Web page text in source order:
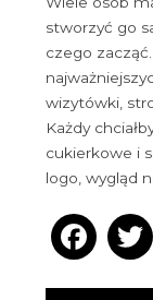
stworzyć go
czego
wizytówki,
Każdy
cukierkowe i
logo, wygląd